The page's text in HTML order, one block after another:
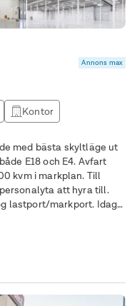
Annons max
Kontor
med bästa skyltläge ut
E18 och E4. Avfart
kvm i markplan. Till
att hyra till.
lastport/markport. Idag
är